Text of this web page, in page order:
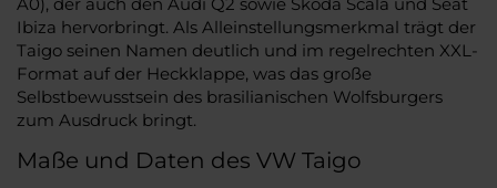
Ibiza hervorbringt. Als Alleinstellungsmerkmal trägt der
Taigo seinen Namen deutlich und im regelrechten XXL-
Format auf der Heckklappe, was das große
Selbstbewusstsein des brasilianischen Wolfsburgers
zum Ausdruck bringt.
Maße und Daten des VW Taigo